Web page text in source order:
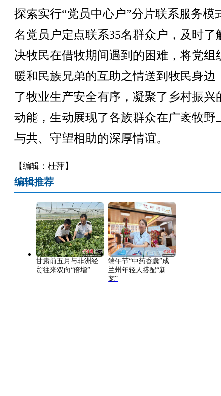
探索实行“党员中心户”分片联系服务模
名党员户定点联系35名群众户，及时了
决牧民在借牧期间遇到的困难，将党组
暖和民族兄弟的互助之情送到牧民身边
了牧业生产安全有序，凝聚了乡村振兴
动能，生动展现了各族群众在广袤牧野
与共、守望相助的深厚情谊。
【编辑：杜萍】
编辑推荐
甘肃前五月与非洲经
贸往来双向“倍增”
端午节“中药香囊”成
兰州年轻人搭配“新
宠”